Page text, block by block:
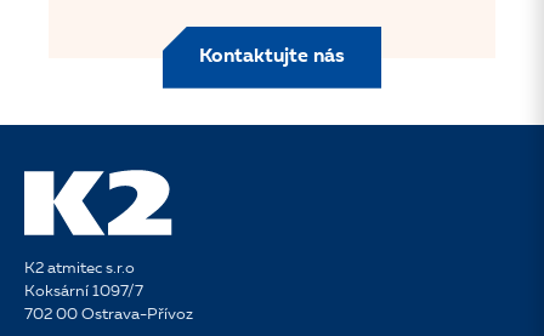
Kontaktujte nás
K2 atmitec s.r.o
Koksární 1097/7
702 00 Ostrava-Přívoz